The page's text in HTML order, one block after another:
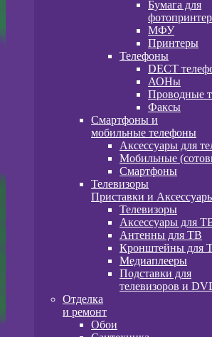
Бумага для
МФУ
Принтеры
Телефоны
DECT
АОНы
Проводные
Факсы
Смартфоны и
мобильные телефоны
Аксессуары для
Мобильные
Смартфоны
Телевизоры
Приставки и
Телевизоры
Аксессуары для
Антенны для ТВ
Кронштейны для
Медиаплееры
Подставки для
телевизоров и
Отделка
и ремонт
Обои